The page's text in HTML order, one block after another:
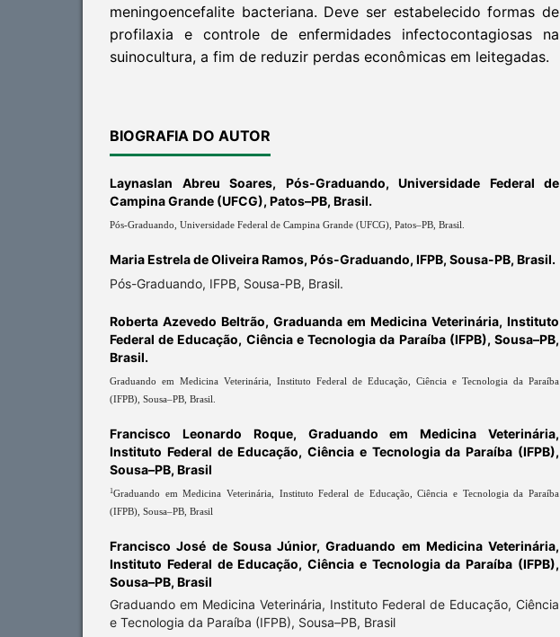
meningoencefalite bacteriana. Deve ser estabelecido formas de
profilaxia e controle de enfermidades infectocontagiosas na
suinocultura, a fim de reduzir perdas econômicas em leitegadas.
BIOGRAFIA DO AUTOR
Laynaslan Abreu Soares, Pós-Graduando, Universidade Federal de
Campina Grande (UFCG), Patos–PB, Brasil.
Pós-Graduando, Universidade Federal de Campina Grande (UFCG), Patos–PB, Brasil.
Maria Estrela de Oliveira Ramos, Pós-Graduando, IFPB, Sousa-PB, Brasil.
Pós-Graduando, IFPB, Sousa-PB, Brasil.
Roberta Azevedo Beltrão, Graduanda em Medicina Veterinária, Instituto
Federal de Educação, Ciência e Tecnologia da Paraíba (IFPB), Sousa–PB,
Brasil.
Graduando em Medicina Veterinária, Instituto Federal de Educação, Ciência e Tecnologia da Paraíba
(IFPB), Sousa–PB, Brasil.
Francisco Leonardo Roque, Graduando em Medicina Veterinária,
Instituto Federal de Educação, Ciência e Tecnologia da Paraíba (IFPB),
Sousa–PB, Brasil
1Graduando em Medicina Veterinária, Instituto Federal de Educação, Ciência e Tecnologia da Paraíba
(IFPB), Sousa–PB, Brasil
Francisco José de Sousa Júnior,Graduando em Medicina Veterinária,
Instituto Federal de Educação, Ciência e Tecnologia da Paraíba (IFPB),
Sousa–PB, Brasil
Graduando em Medicina Veterinária, Instituto Federal de Educação, Ciência
e Tecnologia da Paraíba (IFPB), Sousa–PB, Brasil